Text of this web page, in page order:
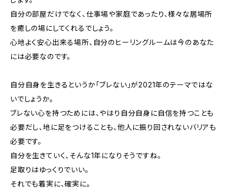
自分の部屋だけでなく、仕事場や家庭であったり、様々な居場所
を癒しの場にしてくれるでしょう。
心地よく安心出来る場所、自分のヒーリングルームは今のあなた
には必要なのです。
自分自身を生きるというか「ブレない」が2021年のテーマではな
いでしょうか。
ブレない心を持つためには、やはり自分自身に自信を持つことも
必要だし、地に足をつけることも、他人に振り回されないバリアも
必要です。
自分を生きていく、そんな1年になりそうですね。
足取りはゆっくりでいい。
それでも着実に、確実に。